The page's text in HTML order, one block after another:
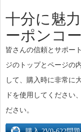
十分に魅
ーポンコ
皆さんの信頼とサポー
ジのトップとページの
して、購入時に非常に
ドを使用してください
ださい。